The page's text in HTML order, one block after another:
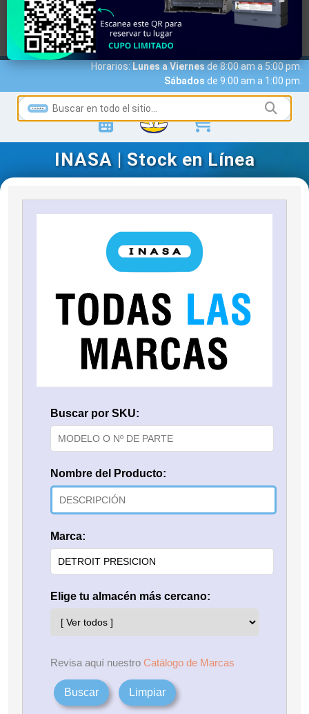
MARCAS ACCESO A CLIENTES
SERVICIOS
NOTICIAS
NOSOTROS
Horarios:Lunes a Viernesde 8:00 am a 5:00 pm.
Sábados de 9:00 am a 1:00 pm.
INASA | Stock en Línea
Buscar por SKU:
Nombre del Producto:
Marca:
Elige tu almacén más cercano:
Revisa aquí nuestro Catálogo de Marcas
Buscar Limpiar